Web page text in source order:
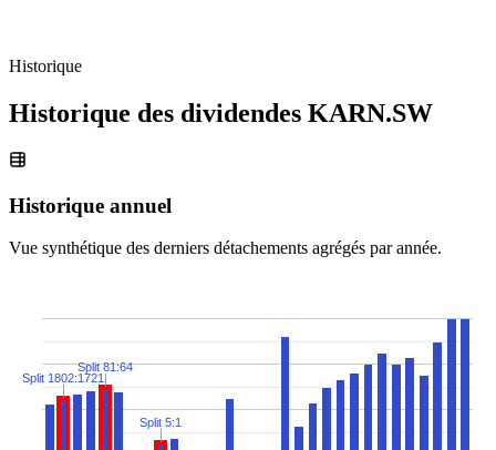
Historique
Historique des dividendes KARN.SW
Historique annuel
Vue synthétique des derniers détachements agrégés par année.
Split 1802:1721
Split 81:64
Split 5:1